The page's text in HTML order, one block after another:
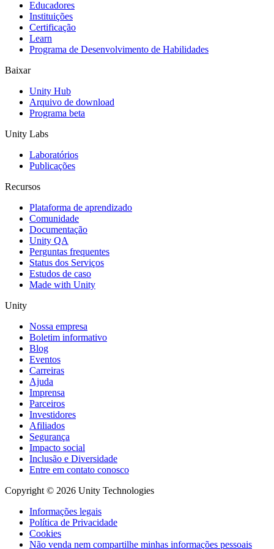
Jogos XR
Lance jogos XR em várias plataformas
Jogos com multijogador
Educadores
Instituições
Certificação
Learn
Programa de Desenvolvimento de Habilidades
Baixar
Unity Hub
Arquivo de download
Programa beta
Unity Labs
Laboratórios
Publicações
Recursos
Plataforma de aprendizado
Comunidade
Documentação
Unity QA
Perguntas frequentes
Status dos Serviços
Estudos de caso
Made with Unity
Unity
Nossa empresa
Boletim informativo
Blog
Eventos
Carreiras
Ajuda
Imprensa
Parceiros
Investidores
Afiliados
Segurança
Impacto social
Inclusão e Diversidade
Entre em contato conosco
Copyright © 2026 Unity Technologies
Informações legais
Política de Privacidade
Cookies
Não venda nem compartilhe minhas informações pessoais